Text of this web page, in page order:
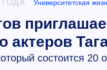
ГОДА Университетская
актеров
состоится 20